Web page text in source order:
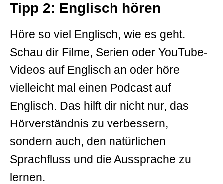
Tipp 2: Englisch hören
Höre so viel Englisch, wie es geht.
Schau dir Filme, Serien oder YouTube-
Videos auf Englisch an oder höre
vielleicht mal einen Podcast auf
Englisch. Das hilft dir nicht nur, das
Hörverständnis zu verbessern,
sondern auch, den natürlichen
Sprachfluss und die Aussprache zu
lernen.